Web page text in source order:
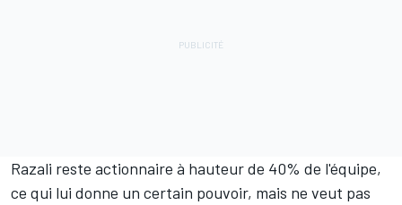
Razali reste actionnaire à hauteur de 40% de l'équipe,
ce qui lui donne un certain pouvoir, mais ne veut pas